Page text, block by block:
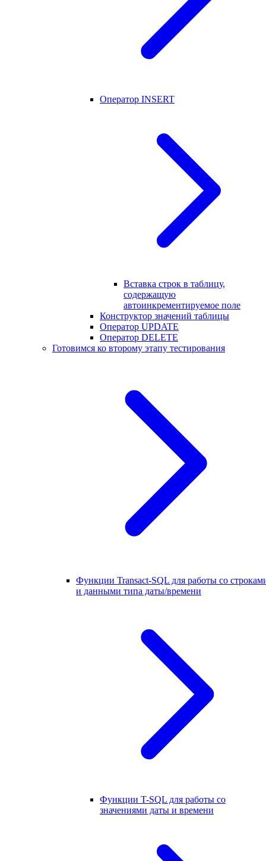
Оператор INSERT
Вставка строк в таблицу,
содержащую
автоинкрементируемое поле
Конструктор значений таблицы
Оператор UPDATE
Оператор DELETE
Готовимся ко второму этапу тестирования
Функции Transact-SQL для работы со
и данными типа даты/времени
Функции T-SQL для работы со
значениями даты и времени